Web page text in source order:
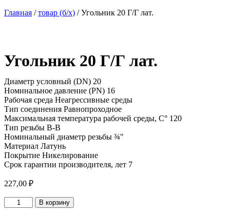
Главная /товар (б/х) / Угольник 20 Г/Г лат.
Угольник 20 Г/Г лат.
Диаметр условный (DN) 20
Номинальное давление (PN) 16
Рабочая среда Неагрессивные среды
Тип соединения Равнопроходное
Максимальная температура рабочей среды, С° 120
Тип резьбы В-В
Номинальный диаметр резьбы ¾"
Материал Латунь
Покрытие Никелирование
Срок гарантии производителя, лет 7
227,00 ₽
Количество
товара
В корзину